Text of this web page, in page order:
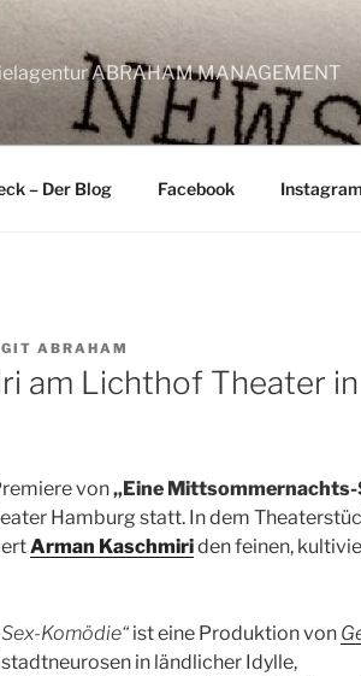
ABRAHAM MANAGEMENT
– Der Blog Facebook Instagram
ABRAHAM
am Lichthof Theater in
von„Eine Mittsommernachts-
Hamburg statt. In dem
Arman Kaschmiriden feinen,
Komödie“ist eine Produktion von
in ländlicher Idylle,